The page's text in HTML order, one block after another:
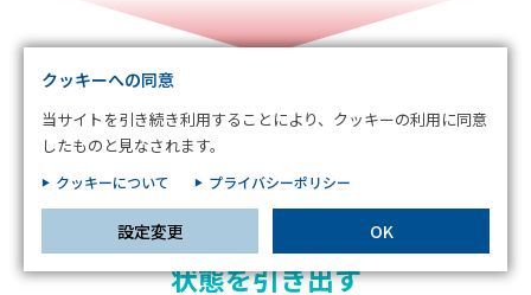
従業員の「今、ここ」の気持ちと
状態を引き出す
クッキーへの同意
当サイトを引き続き利用することにより、クッキーの利用に同意
したものと見なされます。
クッキーについて プライバシーポリシー
設定変更 OK
おけるデフォルト設定を変更できます。ただし、一部の Cookie を無効化し
た場合、サイトの利用やサービスの利用に影響が出る可能性があります。詳
不可欠な Cookie
パフォーマンス Cookie
この設定で保存する